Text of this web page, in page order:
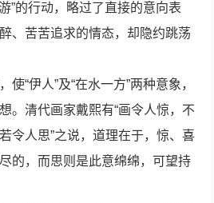
”的行动，略过了直接的意向表
、苦苦追求的情态，却隐约跳荡
使“伊人”及“在水一方”两种意象，
。清代画家戴熙有“画令人惊，不
令人思”之说，道理在于，惊、喜
的，而思则是此意绵绵，可望持